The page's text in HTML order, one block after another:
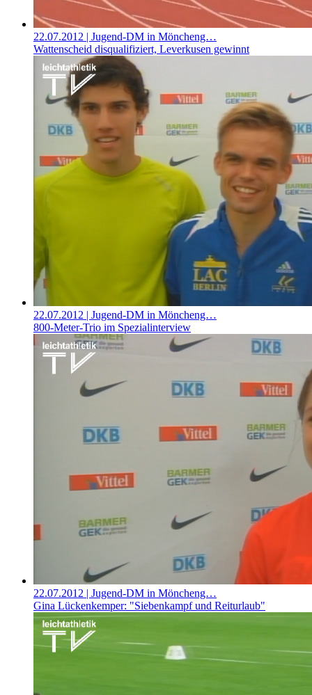
22.07.2012 | Jugend-DM in Möncheng…
Wattenscheid disqualifiziert, Leverkusen gewinnt
22.07.2012 | Jugend-DM in Möncheng…
800-Meter-Trio im Spezialinterview
22.07.2012 | Jugend-DM in Möncheng…
Gina Lückenkemper: "Siebenkampf und Reiturlaub"